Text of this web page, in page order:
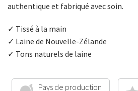
authentique et fabriqué avec soin.
✓ Tissé à la main
✓ Laine de Nouvelle-Zélande
✓ Tons naturels de laine
Pays de production